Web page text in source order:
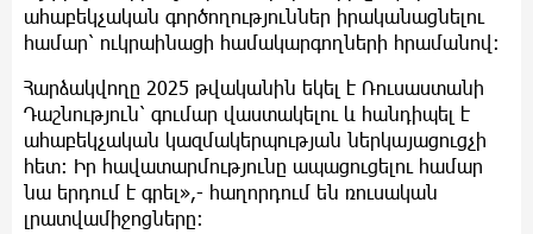
ահաբեկչական գործողություններ իրականացնելու
համար՝ ուկրաինացի համակարգողների հրամանով:
Հարձակվողը 2025 թվականին եկել է Ռուսաստանի
Դաշնություն՝ գումար վաստակելու և հանդիպել է
ահաբեկչական կազմակերպության ներկայացուցչի
հետ: Իր հավատարմությունը ապացուցելու համար
նա երդում է գրել»,- հաղորդում են ռուսական
լրատվամիջոցները: